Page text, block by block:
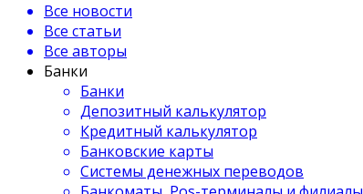
Все новости
Все статьи
Все авторы
Банки
Банки
Депозитный калькулятор
Кредитный калькулятор
Банковские карты
Системы денежных переводов